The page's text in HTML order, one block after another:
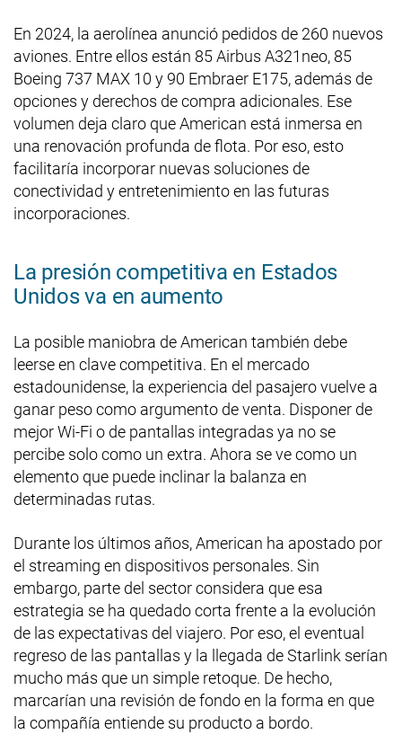
En 2024, la aerolínea anunció pedidos de 260 nuevos
aviones. Entre ellos están 85 Airbus A321neo, 85
Boeing 737 MAX 10 y 90 Embraer E175, además de
opciones y derechos de compra adicionales. Ese
volumen deja claro que American está inmersa en
una renovación profunda de flota. Por eso, esto
facilitaría incorporar nuevas soluciones de
conectividad y entretenimiento en las futuras
incorporaciones.
La presión competitiva en Estados
Unidos va en aumento
La posible maniobra de American también debe
leerse en clave competitiva. En el mercado
estadounidense, la experiencia del pasajero vuelve a
ganar peso como argumento de venta. Disponer de
mejor Wi-Fi o de pantallas integradas ya no se
percibe solo como un extra. Ahora se ve como un
elemento que puede inclinar la balanza en
determinadas rutas.
Durante los últimos años, American ha apostado por
el streaming en dispositivos personales. Sin
embargo, parte del sector considera que esa
estrategia se ha quedado corta frente a la evolución
de las expectativas del viajero. Por eso, el eventual
regreso de las pantallas y la llegada de Starlink serían
mucho más que un simple retoque. De hecho,
marcarían una revisión de fondo en la forma en que
la compañía entiende su producto a bordo.